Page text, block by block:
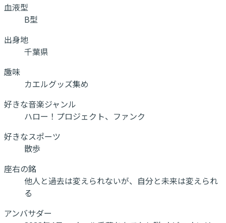
血液型
B型
出身地
千葉県
趣味
カエルグッズ集め
好きな音楽ジャンル
ハロー！プロジェクト、ファンク
好きなスポーツ
散歩
座右の銘
他人と過去は変えられないが、自分と未来は変えられ
る
アンバサダー